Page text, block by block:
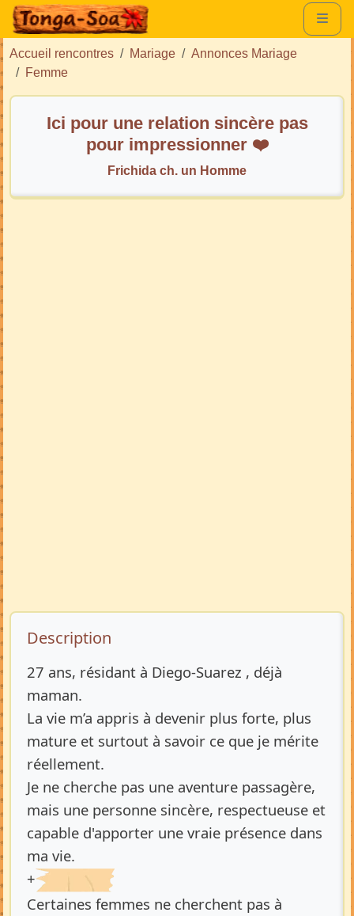
Accueil rencontres Mariage
Annonces Mariage
Femme
Ici pour une relation sincère pas
pour impressionner ❤️
Frichida ch. un Homme
Description de l’annonce
Description
27 ans, résidant à Diego-Suarez , déjà
maman.
La vie m’a appris à devenir plus forte, plus
mature et surtout à savoir ce que je mérite
réellement.
Je ne cherche pas une aventure passagère,
mais une personne sincère, respectueuse et
capable d'apporter une vraie présence dans
ma vie.
+
Certaines femmes ne cherchent pas à